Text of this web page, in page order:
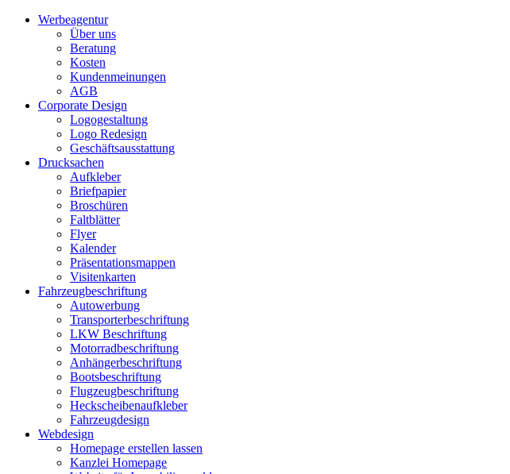
Werbeagentur
Über uns
Beratung
Kosten
Kundenmeinungen
AGB
Corporate Design
Logogestaltung
Logo Redesign
Geschäftsausstattung
Drucksachen
Aufkleber
Briefpapier
Broschüren
Faltblätter
Flyer
Kalender
Präsentationsmappen
Visitenkarten
Fahrzeugbeschriftung
Autowerbung
Transporterbeschriftung
LKW Beschriftung
Motorradbeschriftung
Anhängerbeschriftung
Bootsbeschriftung
Flugzeugbeschriftung
Heckscheibenaufkleber
Fahrzeugdesign
Webdesign
Homepage erstellen lassen
Kanzlei Homepage